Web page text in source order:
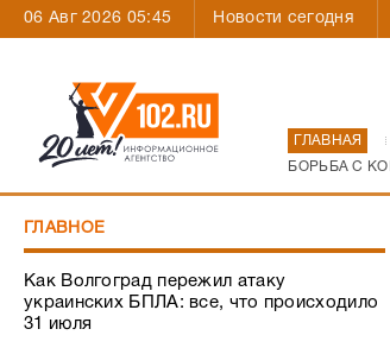
06 Авг 2026 05:45 Новости сегодня
ГЛАВНАЯ
БОРЬБА С
ГЛАВНОЕ
Как Волгоград пережил атаку
украинских БПЛА: все, что происходило
31 июля